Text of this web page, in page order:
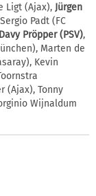
Ligt (Ajax), Jürgen
Padt (FC
Davy Pröpper (PSV),
Marten de
Kevin
(Ajax), Tonny
Wijnaldum